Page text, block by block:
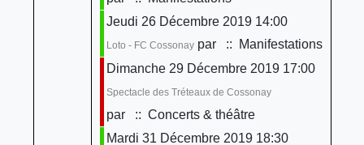
Jeudi 26 Décembre 2019 14:00
Loto - FC Cossonaypar
:: Manifestations
Dimanche 29 Décembre 2019 17:00
Spectacle des Tréteaux de Cossonay
par
:: Concerts & théâtre
Mardi 31 Décembre 2019 18:30